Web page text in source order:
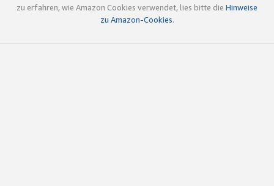
zu erfahren, wie Amazon Cookies verwendet, lies bitte die Hinweise
zu Amazon-Cookies.